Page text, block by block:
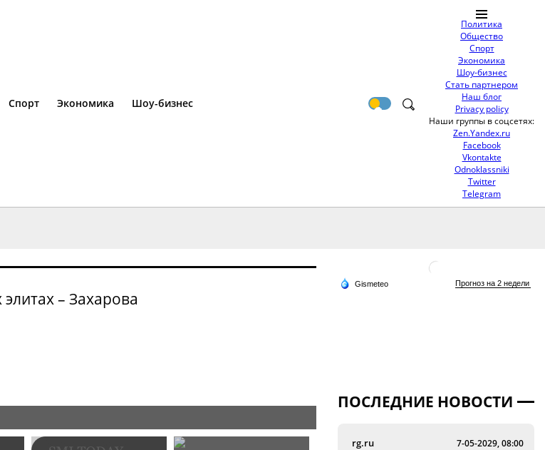
Спорт Экономика Шоу-бизнес
Политика
Общество
Спорт
Экономика
Шоу-бизнес
Стать партнером
Наш блог
Privacy policy
Наши группы в соцсетях:
Zen.Yandex.ru
Facebook
Vkontakte
Odnoklassniki
Twitter
Telegram
– Захарова
ПОСЛЕДНИЕ НОВОСТИ
rg.ru 7-05-2029, 08:00